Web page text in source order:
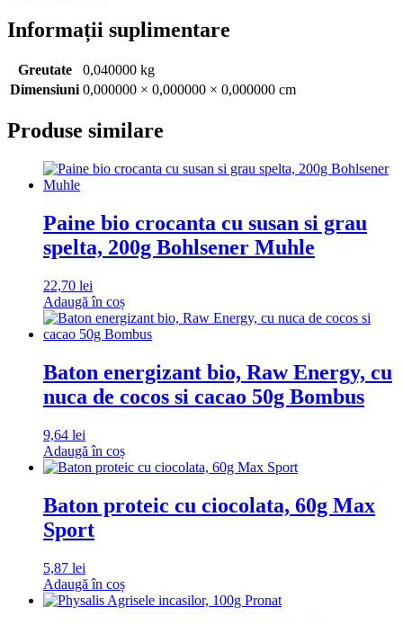
Informații suplimentare
Greutate
0,040000 kg
Dimensiuni 0,000000 × 0,000000 × 0,000000 cm
Produse similare
Paine bio crocanta cu susan si grau
spelta, 200g Bohlsener Muhle
22,70 lei
Adaugă în coș
Baton energizant bio, Raw Energy, cu
nuca de cocos si cacao 50g Bombus
9,64 lei
Adaugă în coș
Baton proteic cu ciocolata, 60g Max
Sport
5,87 lei
Adaugă în coș